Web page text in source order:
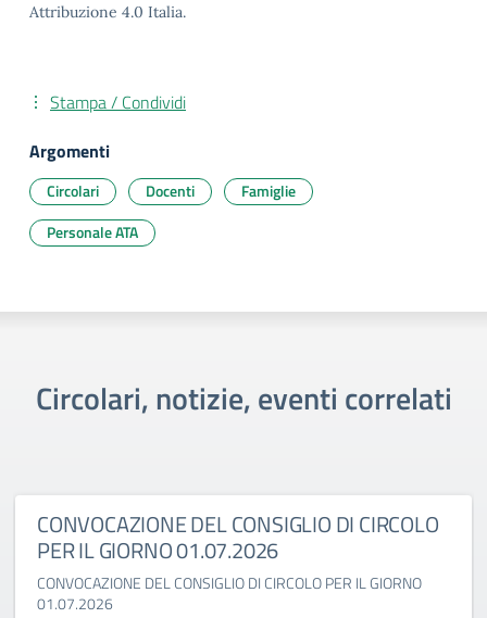
Attribuzione 4.0 Italia.
Stampa / Condividi
Argomenti
Circolari Docenti
Famiglie
Personale ATA
Circolari, notizie, eventi correlati
CONVOCAZIONE DEL CONSIGLIO DI CIRCOLO
PER IL GIORNO 01.07.2026
CONVOCAZIONE DEL CONSIGLIO DI CIRCOLO PER IL GIORNO
01.07.2026